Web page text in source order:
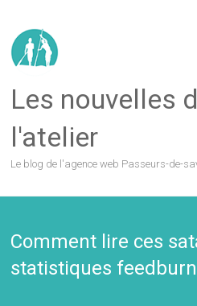
Les nouvelles
l'atelier
Le blog de l'agence web Passeurs-de-
Comment lire ces
statistiques